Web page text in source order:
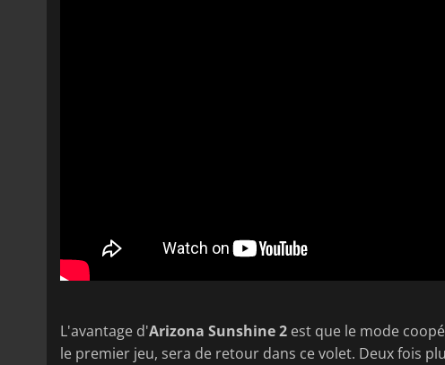
L'avantage d'Arizona Sunshine 2 est que le mode
le premier jeu, sera de retour dans ce volet. Deux fois